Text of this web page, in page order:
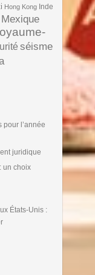
Hong Kong Inde
Mexique
séisme
l’année
juridique
un choix
États-Unis :